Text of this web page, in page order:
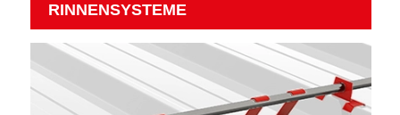
RINNENSYSTEME